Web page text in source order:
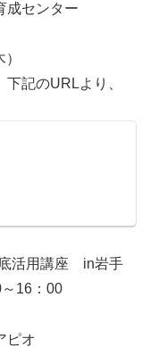
成センター
記のURLより、
底活用講座 in岩手
16：00
ピオ